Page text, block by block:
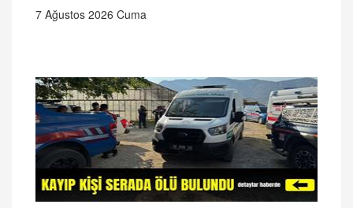
7 Ağustos 2026 Cuma